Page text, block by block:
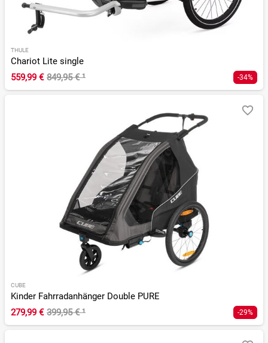
THULE
Chariot Lite single
559,99 € 849,95 €¹ -34%
CUBE
Kinder Fahrradanhänger Double PURE
279,99 € 399,95 €¹ -29%